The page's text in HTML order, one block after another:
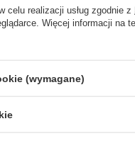
celu realizacji usług zgodnie z
Więcej informacji na
(wymagane)